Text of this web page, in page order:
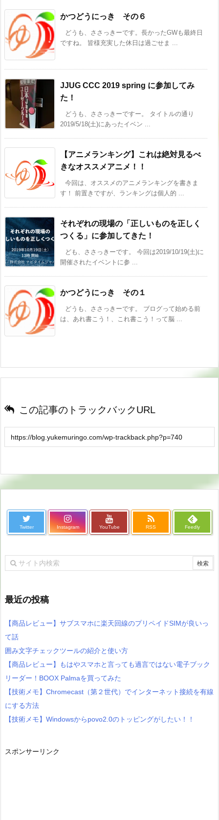
かつどうにっき その６
どうも、ささっきーです。長かったGWも最終日
ですね。 皆様充実した休日は過ごせま ...
JJUG CCC 2019 spring に参加してみ
た！
どうも、ささっきーですー。 タイトルの通り
2019/5/18(土)にあったイベン ...
【アニメランキング】これは絶対見るべ
きなオススメアニメ！！
今回は、オススメのアニメランキングを書きま
す！ 前置きですが、ランキングは個人的 ...
それぞれの現場の「正しいものを正しく
つくる」に参加してきた！
ども、ささっきーです。 今回は2019/10/19(土)に
開催されたイベントに参 ...
かつどうにっき その１
どうも、ささっきーです。 ブログって始める前
は、あれ書こう！、これ書こう！って脳 ...
この記事のトラックバックURL
Twitter Instagram YouTube RSS Feedly
最近の投稿
【商品レビュー】サブスマホに楽天回線のプリペイドSIMが良いっ
て話
囲み文字チェックツールの紹介と使い方
【商品レビュー】もはやスマホと言っても過言ではない電子ブック
リーダー！BOOX Palmaを買ってみた
【技術メモ】Chromecast（第２世代）でインターネット接続を有線
にする方法
【技術メモ】Windowsからpovo2.0のトッピングがしたい！！
スポンサーリンク